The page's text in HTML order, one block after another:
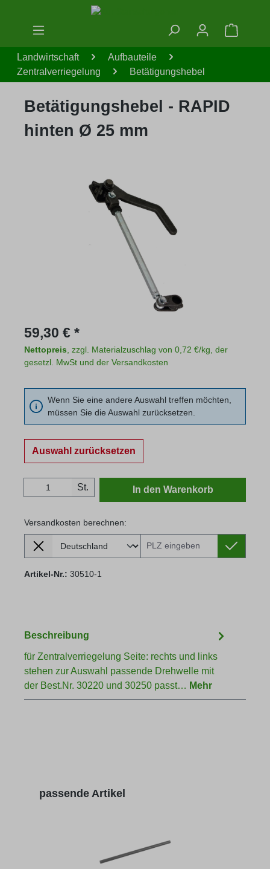
Zum Hauptinhalt springen
Landwirtschaft
Aufbauteile
Zentralverriegelung
Betätigungshebel
Betätigungshebel - RAPID
hinten Ø 25 mm
Bildergalerie überspringen
Regulärer Preis:
59,30 € *
Nettopreis , zzgl. Materialzuschlag von 0,72 €/kg, der
gesetzl. MwSt und der Versandkosten
Wenn Sie eine andere Auswahl treffen möchten,
müssen Sie die Auswahl zurücksetzen.
Auswahl zurücksetzen
Produkt Anzahl: Gib den gewünschten
St. In den Warenkorb
Versandkosten berechnen:
Lieferland
Versandkosten berechnen:
Artikel-Nr.: 30510-1
Beschreibung
für Zentralverriegelung Seite: rechts und links
stehen zur Auswahl passende Drehwelle mit
der Best.Nr. 30220 und 30250 passt… Mehr
Produktgalerie überspringen
passende Artikel